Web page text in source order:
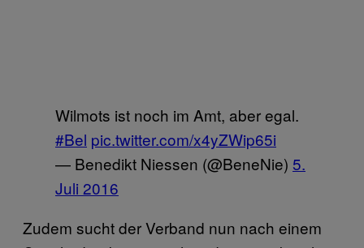
Wilmots ist noch im Amt, aber egal.
#Bel pic.twitter.com/x4yZWip65i
— Benedikt Niessen (@BeneNie) 5.
Juli 2016
Zudem sucht der Verband nun nach einem